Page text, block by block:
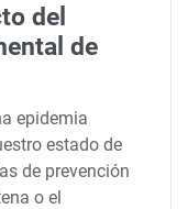
del
de
epidemia
estado de
de prevención
o el